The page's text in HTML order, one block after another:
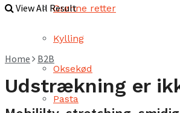
Grønne retter
Kylling
Oksekød
Pasta
View All Result
Home B2B
Udstrækning er